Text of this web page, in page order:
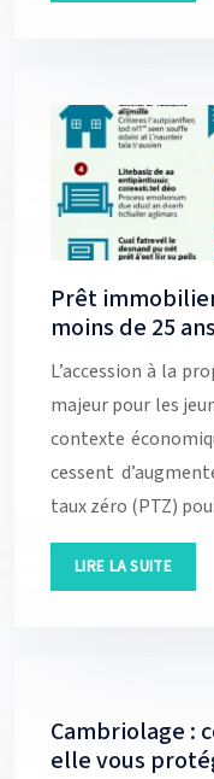
Prêt
moins de 25 ans
L’accession à la
majeur pour les
contexte
cessent
taux zéro (PTZ)
LIRE LA SUITE
Cambriolage :
elle vous